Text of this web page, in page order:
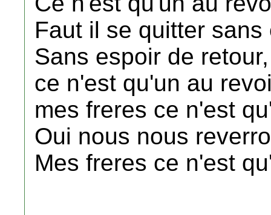
Faut il se quitter sans
Sans espoir de retour,
ce n'est qu'un au
mes freres ce n'est
Oui nous nous
Mes freres ce n'est